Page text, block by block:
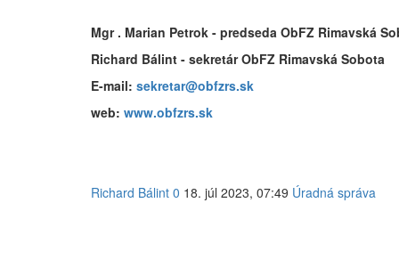
Mgr . Marian Petrok - predseda ObFZ Rimavská
Richard Bálint - sekretár ObFZ Rimavská Sobota
E-mail: sekretar@obfzrs.sk
web: www.obfzrs.sk
Richard Bálint 0 18. júl 2023, 07:49 Úradná správa